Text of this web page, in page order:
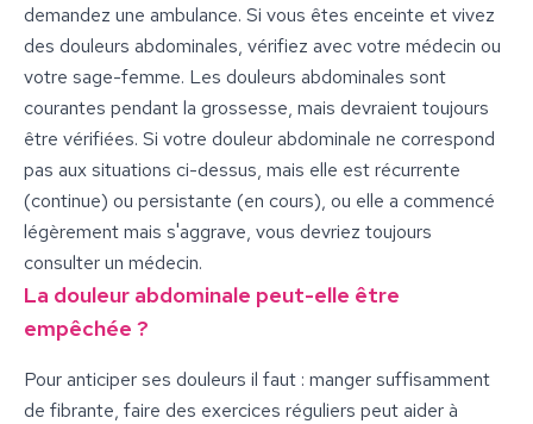
demandez une ambulance. Si vous êtes enceinte et vivez
des douleurs abdominales, vérifiez avec votre médecin ou
votre sage-femme. Les douleurs abdominales sont
courantes pendant la grossesse, mais devraient toujours
être vérifiées. Si votre douleur abdominale ne correspond
pas aux situations ci-dessus, mais elle est récurrente
(continue) ou persistante (en cours), ou elle a commencé
légèrement mais s'aggrave, vous devriez toujours
consulter un médecin.
La douleur abdominale peut-elle être
empêchée ?
Pour anticiper ses douleurs il faut : manger suffisamment
de fibrante, faire des exercices réguliers peut aider à